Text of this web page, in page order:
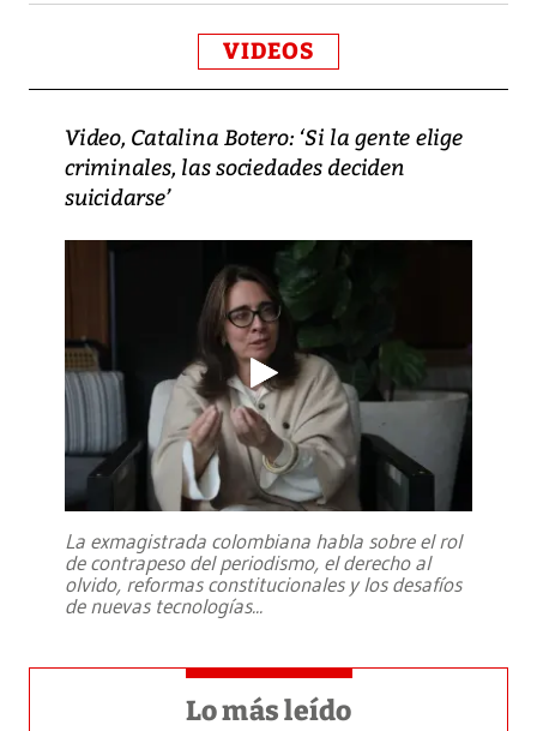
VIDEOS
Video, Catalina Botero: ‘Si la gente elige
criminales, las sociedades deciden
suicidarse’
La exmagistrada colombiana habla sobre el rol
de contrapeso del periodismo, el derecho al
olvido, reformas constitucionales y los desafíos
de nuevas tecnologías...
Lo más leído